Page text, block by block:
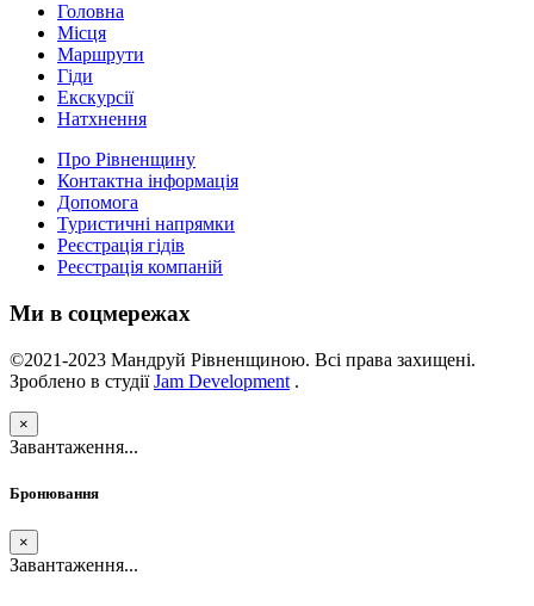
Головна
Місця
Маршрути
Гіди
Екскурсії
Натхнення
Про Рівненщину
Контактна інформація
Допомога
Туристичні напрямки
Реєстрація гідів
Реєстрація компаній
Ми в соцмережах
©2021-2023 Мандруй Рівненщиною. Всі права захищені.
Зроблено в студіїJam Development .
×
Завантаження...
Бронювання
×
Завантаження...